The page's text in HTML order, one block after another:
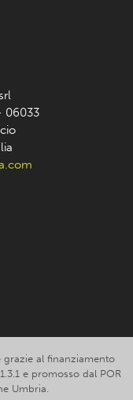
06033
grazie al finanziamento
e promosso dal POR
Umbria.